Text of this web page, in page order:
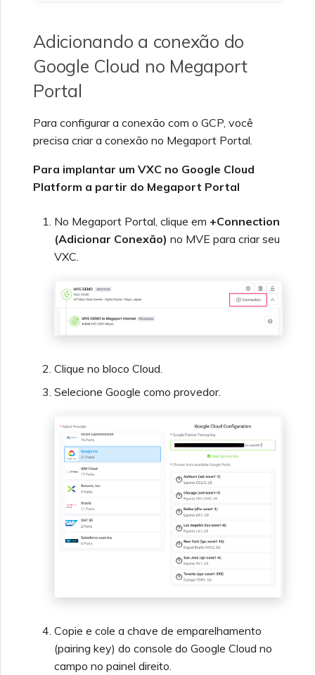
serviço
para monitoramento de
serviços
Campos de resposta da
Fornecendo informações
de depuração para
suporte mais rápido
Adicionando a conexão do
Google Cloud no Megaport
Portal
Para configurar a conexão com o GCP, você
precisa criar a conexão no Megaport Portal.
Para implantar um VXC no Google Cloud
Platform a partir do Megaport Portal
No Megaport Portal, clique em +Connection
(Adicionar Conexão) no MVE para criar seu
VXC.
Clique no bloco Cloud.
Selecione Google como provedor.
Copie e cole a chave de emparelhamento
(pairing key) do console do Google Cloud no
campo no painel direito.